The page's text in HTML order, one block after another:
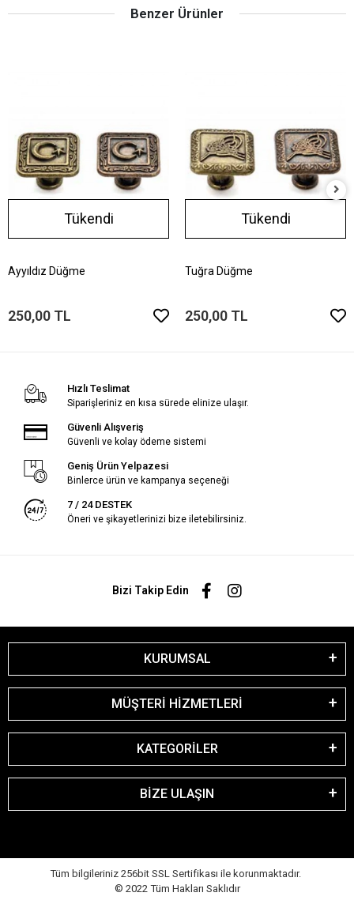
Benzer Ürünler
Tükendi
Ayyıldız Düğme
250,00 TL
Tükendi
Tuğra Düğme
250,00 TL
Hızlı Teslimat
Siparişleriniz en kısa sürede elinize ulaşır.
Güvenli Alışveriş
Güvenli ve kolay ödeme sistemi
Geniş Ürün Yelpazesi
Binlerce ürün ve kampanya seçeneği
7 / 24 DESTEK
Öneri ve şikayetlerinizi bize iletebilirsiniz.
Bizi Takip Edin
KURUMSAL
MÜŞTERİ HİZMETLERİ
KATEGORİLER
BİZE ULAŞIN
Tüm bilgileriniz 256bit SSL Sertifikası ile korunmaktadır.
© 2022 Tüm Hakları Saklıdır